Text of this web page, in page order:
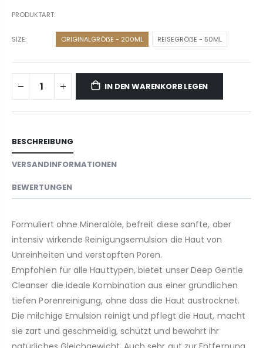
PRODUKTART:
SIZE: ORIGINALGRÖẞE - 200ML REISEGRÖẞE - 50ML
IN DEN WARENKORB LEGEN
BESCHREIBUNG
VERSANDINFORMATIONEN
BEWERTUNGEN
Formuliert ohne Mineralöle, befreit diese sanfte, aber
intensiv wirkende Reinigungsemulsion die Haut von
Unreinheiten und verstopften Poren.
Empfohlen für alle Hauttypen, bietet unser Deep Gentle
Cleanser die ideale Kombination aus einer gründlichen
tiefen Porenreinigung, ohne dass die Haut austrocknet.
Die milchige Emulsion reinigt und pflegt die Haut, macht
sie zart und geschmeidig, schützt und bewahrt ihr